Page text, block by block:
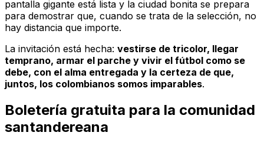
pantalla gigante está lista y la ciudad bonita se prepara
para demostrar que, cuando se trata de la selección, no
hay distancia que importe.
La invitación está hecha: vestirse de tricolor, llegar
temprano, armar el parche y vivir el fútbol como se
debe, con el alma entregada y la certeza de que,
juntos, los colombianos somos imparables.
Boletería gratuita para la comunidad
santandereana